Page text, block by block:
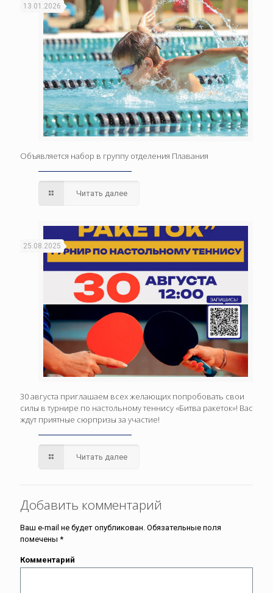
13.01.2026
Объявляется набор в группу отделения Плавания
Читать далее
25.08.2025
30 августа приглашаем всех желающих попробовать свои
силы в турнире по настольному теннису «Битва ракеток»! Вас
ждут приятные сюрпризы за участие!
Читать далее
Добавить комментарий
Ваш e-mail не будет опубликован. Обязательные поля
помечены *
Комментарий